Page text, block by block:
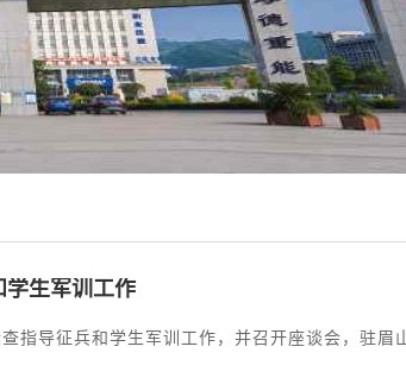
学生军训工作
指导征兵和学生军训工作，并召开座谈会，驻眉